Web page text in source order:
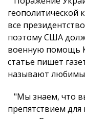
геополитической
все
поэтому США
военную помощь
статье пишет
называют
"Мы знаем, что
препятствием для